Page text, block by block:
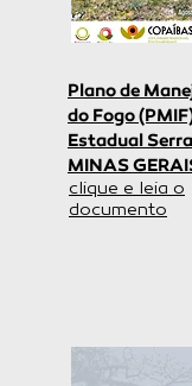
Plano de
do Fogo
Estadual
MINAS
clique e leia o
documento